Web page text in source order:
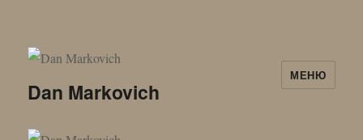
Dan Markovich
МЕНЮ